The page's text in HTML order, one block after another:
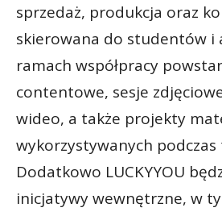
sprzedaż, produkcja oraz
skierowana do studentów i
ramach współpracy
contentowe, sesje
wideo, a także projekty
wykorzystywanych
Dodatkowo LUCKYYOU
inicjatywy wewnętrzne, w